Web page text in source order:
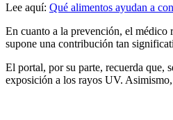
Lee aquí: Qué alimentos ayudan a
En cuanto a la prevención, el médico
supone una contribución tan
El portal, por su parte, recuerda que,
exposición a los rayos UV.